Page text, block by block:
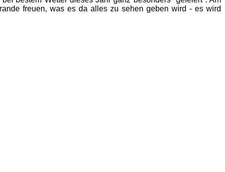
freuen, was es da alles zu sehen geben wird - es wird